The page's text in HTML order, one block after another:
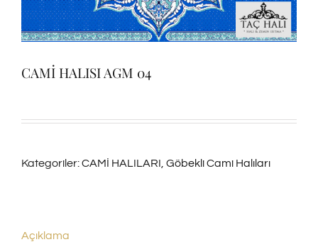
CAMİ HALISI AGM 04
Kategoriler:CAMİ HALILARI Göbekli Cami Halıları
Açıklama